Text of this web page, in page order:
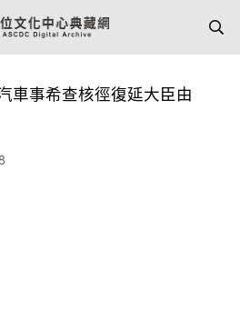
車事希查核徑復延大臣由